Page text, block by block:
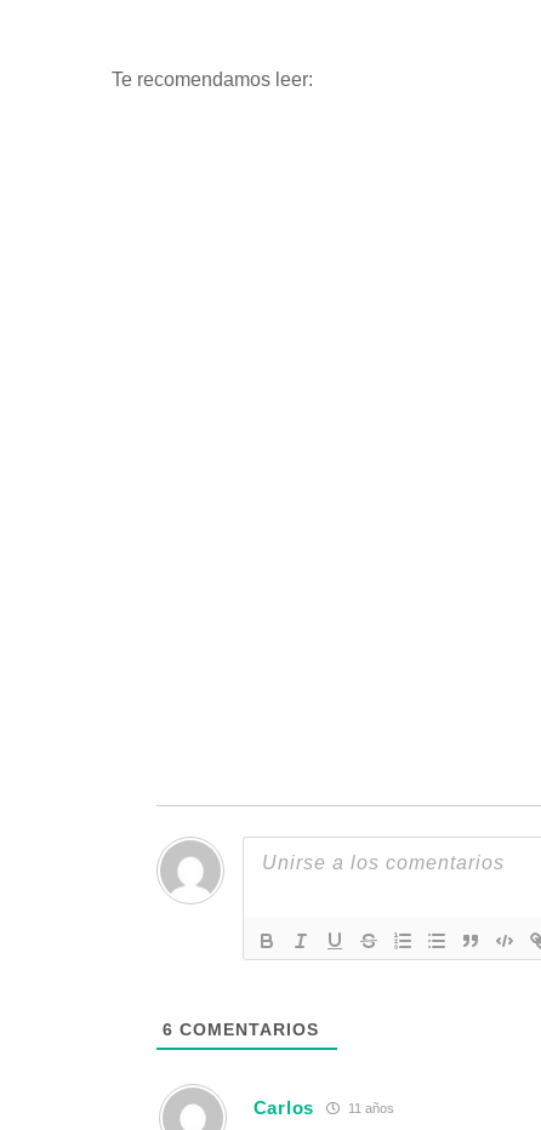
Te recomendamos leer:
6 COMENTARIOS
Carlos 11 años